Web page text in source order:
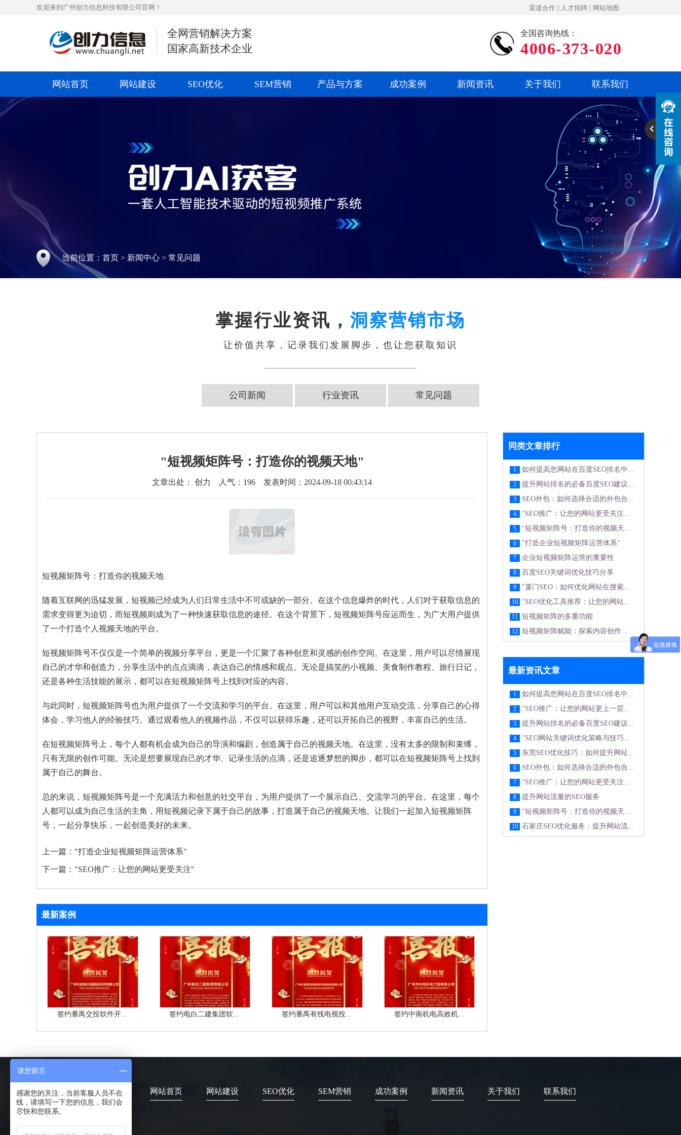
欢迎来到广州创力信息科技有限公司官网！ 渠道合作 | 人才招聘 | 网站地图
全网营销解决方案
国家高新技术企业
全国咨询热线：
4006-373-020
网站首页 网站建设 SEO优化 SEM营销 产品与方案 成功案例 新闻资讯 关于我们 联系我们
当前位置： 首页 > 新闻中心 > 常见问题
掌握行业资讯， 洞察营销市场
让价值共享，记录我们发展脚步，也让您获取知识
公司新闻 行业资讯 常见问题
"短视频矩阵号：打造你的视频天地"
文章出处： 创力 人气： 196 发表时间：2024-09-18 00:43:14
短视频矩阵号：打造你的视频天地
随着互联网的迅猛发展，短视频已经成为人们日常生活中不可或缺的一部分。在这个信息爆炸的时代，人们对于获取信息的
需求变得更为迫切，而短视频则成为了一种快速获取信息的途径。在这个背景下，短视频矩阵号应运而生，为广大用户提供
了一个打造个人视频天地的平台。
短视频矩阵号不仅仅是一个简单的视频分享平台，更是一个汇聚了各种创意和灵感的创作空间。在这里，用户可以尽情展现
自己的才华和创造力，分享生活中的点点滴滴，表达自己的情感和观点。无论是搞笑的小视频、美食制作教程、旅行日记，
还是各种生活技能的展示，都可以在短视频矩阵号上找到对应的内容。
与此同时，短视频矩阵号也为用户提供了一个交流和学习的平台。在这里，用户可以和其他用户互动交流，分享自己的心得
体会，学习他人的经验技巧。通过观看他人的视频作品，不仅可以获得乐趣，还可以开拓自己的视野，丰富自己的生活。
在短视频矩阵号上，每个人都有机会成为自己的导演和编剧，创造属于自己的视频天地。在这里，没有太多的限制和束缚，
只有无限的创作可能。无论是想要展现自己的才华、记录生活的点滴，还是追逐梦想的脚步，都可以在短视频矩阵号上找到
属于自己的舞台。
总的来说，短视频矩阵号是一个充满活力和创意的社交平台，为用户提供了一个展示自己、交流学习的平台。在这里，每个
人都可以成为自己生活的主角，用短视频记录下属于自己的故事，打造属于自己的视频天地。让我们一起加入短视频矩阵
号，一起分享快乐，一起创造美好的未来。
上一篇： "打造企业短视频矩阵运营体系"
下一篇： "SEO推广：让您的网站更受关注"
最新案例
签约番禺交投软件开... 签约电白二建集团软... 签约番禺有线电视投... 签约中南机电高效机...
同类文章排行
1 如何提高您网站在百度SEO排名中...
2 提升网站排名的必备百度SEO建议...
3 SEO外包：如何选择合适的外包合...
4 "SEO推广：让您的网站更受关注...
5 "短视频矩阵号：打造你的视频天...
6 "打造企业短视频矩阵运营体系"
7 企业短视频矩阵运营的重要性
8 百度SEO关键词优化技巧分享
9 "厦门SEO：如何优化网站在搜索...
10 "SEO优化工具推荐：让您的网站...
11 短视频矩阵的多重功能
12 短视频矩阵赋能：探索内容创作...
最新资讯文章
1 如何提高您网站在百度SEO排名中...
2 "SEO推广：让您的网站更上一层...
3 提升网站排名的必备百度SEO建议...
4 "SEO网站关键词优化策略与技巧...
5 东莞SEO优化技巧：如何提升网站...
6 SEO外包：如何选择合适的外包合...
7 "SEO推广：让您的网站更受关注...
8 提升网站流量的SEO服务
9 "短视频矩阵号：打造你的视频天...
10 石家庄SEO优化服务：提升网站流...
网站首页 网站建设 SEO优化 SEM营销 成功案例 新闻资讯 关于我们 联系我们
请您留言
感谢您的关注，当前客服人员不在
线，请填写一下您的信息，我们会
尽快和您联系。